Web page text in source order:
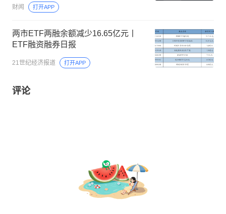
财闻 打开APP
两市ETF两融余额减少16.65亿元丨
ETF融资融券日报
21世纪经济报道 打开APP
评论